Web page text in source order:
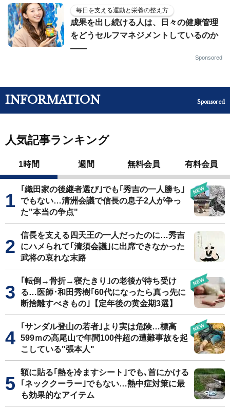
毎日を支える運動と栄養の整え方
成果を出し続ける人は、日々の健康管理
をどうセルフマネジメントしているのか
——
Sponsored
INFORMATION Sponsored
人気記事ランキング
1時間 週間 無料会員 有料会員
｢織田家の後継者選び｣でも｢秀吉の一人勝ち｣
でもない…清洲会議で信長の息子2人が争っ
た"本当の争点"
信長を支える四天王の一人だったのに…秀吉
にハメられて｢清須会議｣に出席できなかった
武将の哀れな末路
｢転倒→骨折→寝たきり｣の老後が待ち受け
る…医師･和田秀樹｢60代になったら真っ先に
断捨離すべきもの｣【定年後の黄金期3選】
｢サンダル登山の若者｣より実は危険…標高
599ｍの高尾山で年間100件超の遭難事故を起
こしている"張本人"
額に貼る｢熱を冷ますシート｣でも､首にかける
｢ネッククーラー｣でもない…熱中症対策に最
も効果的なアイテム